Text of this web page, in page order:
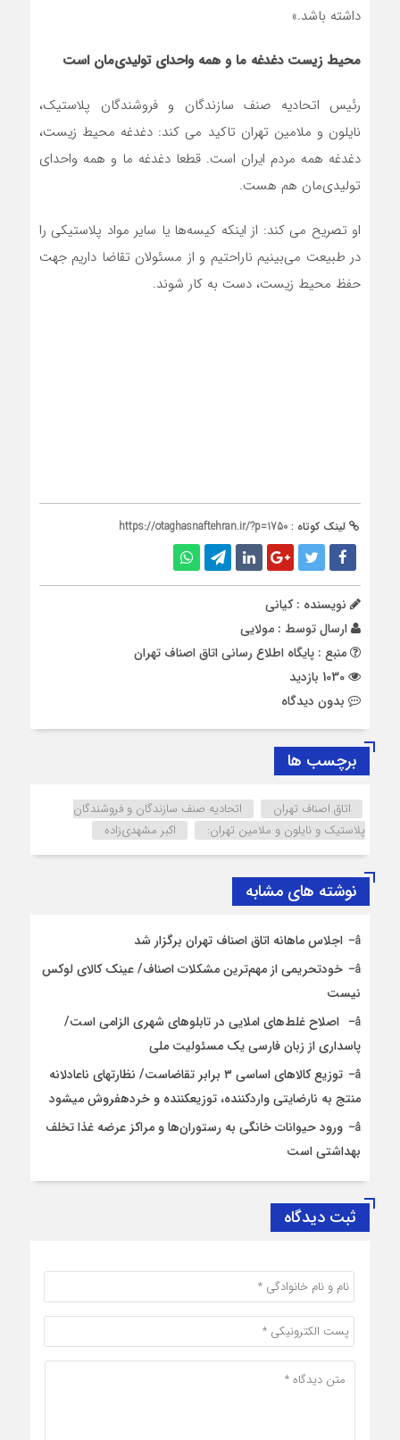
داشته باشد.»
محیط‌ زیست دغدغه ما و همه واحدای تولیدی‌مان است
رئیس اتحادیه صنف سازندگان و فروشندگان پلاستیک،
نایلون و ملامین تهران تاکید می کند: دغدغه محیط زیست،
دغدغه همه مردم ایران است. قطعا دغدغه ما و همه واحدای
تولیدی‌مان هم هست.
او تصریح می کند: از اینکه کیسه‌ها یا سایر مواد پلاستیکی را
در طبیعت می‌بینیم ناراحتیم و از مسئولان تقاضا داریم جهت
حفظ محیط زیست، دست به کار شوند.
لینک کوتاه : https://otaghasnaftehran.ir/?p=1750
نویسنده : کیانی
ارسال توسط : مولایی
منبع : پایگاه اطلاع ‎رسانی اتاق اصناف تهران
بدون دیدگاه
برچسب ها
اتاق اصناف تهران
اتحادیه صنف سازندگان و فروشندگان
پلاستیک و نایلون و ملامین تهران:
اکبر مشهدی‌زاده
نوشته های مشابه
اجلاس ماهانه اتاق اصناف تهران برگزار شد
خودتحریمی از مهم‌ترین مشکلات اصناف/ عینک کالای لوکس
نیست
اصلاح غلط‌های املایی در تابلوهای شهری الزامی است/
پاسداری از زبان فارسی یک مسئولیت ملی
توزیع کالاهای اساسی ۳ برابر تقاضاست/ نظارت‎های ناعادلانه
منتج به نارضایتی واردکننده، توزیع‎کننده و خرده‎فروش می‎شود
ورود حیوانات خانگی به رستوران‌ها و مراکز عرضه غذا تخلف
بهداشتی است
ثبت دیدگاه